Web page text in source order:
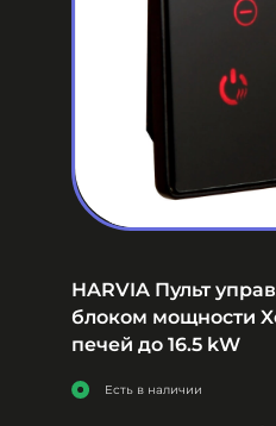
HARVIA Пульт
блоком мощности
печей до 16.5 kW
Есть в наличии